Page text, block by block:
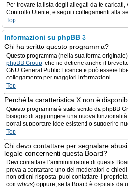
Per trovare la lista degli allegati da te caricati,
Controllo Utente, e segui i collegamenti alla
Top
Informazioni su phpBB 3
Chi ha scritto questo programma?
Questo programma (nella sua forma
phpBB Group, che ne detiene anche il
GNU General Public Licence e può essere
collegamento per maggiori informazioni.
Top
Perché la caratteristica X non è
Questo programma è stato scritto da phpBB
bisogno di aggiungere una nuova
potrai supportare idee esistenti o suggerire
Top
Chi devo contattare per segnalare
legale concernenti questa Board?
Devi contattare l’amministratore di questa
prova a contattare uno dei moderatori e
non ottieni risposta, puoi contattare il
con whois) oppure, se la Board è ospitata da